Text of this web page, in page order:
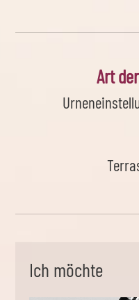
Art
Ich möchte